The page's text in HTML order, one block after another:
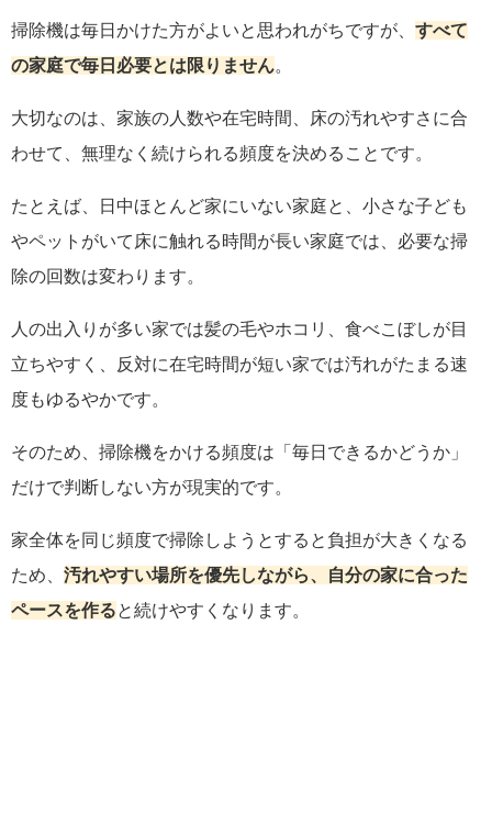
掃除機は毎日かけた方がよいと思われがちですが、 すべて
の家庭で毎日必要とは限りません。
大切なのは、家族の人数や在宅時間、床の汚れやすさに合
わせて、無理なく続けられる頻度を決めることです。
たとえば、日中ほとんど家にいない家庭と、小さな子ども
やペットがいて床に触れる時間が長い家庭では、必要な掃
除の回数は変わります。
人の出入りが多い家では髪の毛やホコリ、食べこぼしが目
立ちやすく、反対に在宅時間が短い家では汚れがたまる速
度もゆるやかです。
そのため、掃除機をかける頻度は「毎日できるかどうか」
だけで判断しない方が現実的です。
家全体を同じ頻度で掃除しようとすると負担が大きくなる
ため、 汚れやすい場所を優先しながら、自分の家に合った
ペースを作ると続けやすくなります。